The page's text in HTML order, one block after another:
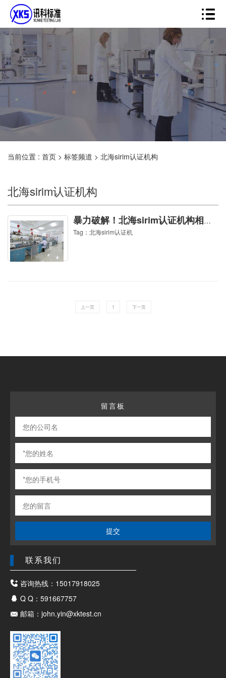
当前位置 : 首页 > 标签频道 > 北海sirim认证机构
北海sirim认证机构
暴力破解！北海sirim认证机构相关事情一一为您知晓！
Tag：北海sirim认证机
上一页 1 下一页
留言板
提交
联系我们
咨询热线：15017918025
Q Q：591667757
邮箱：john.yin@xktest.cn